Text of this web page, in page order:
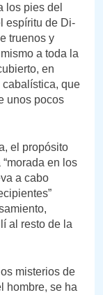
los pies del
espíritu de Di-
truenos y
a toda la
en
que
unos pocos
el propósito
en los
a cabo
al resto de la
misterios de
hombre, se ha